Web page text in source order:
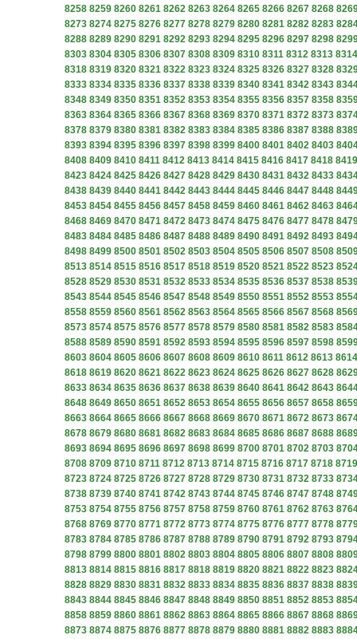
8258 8259 8260 8261 8262 8263 8264 8265 8266 8267 8268
8273 8274 8275 8276 8277 8278 8279 8280 8281 8282 8283
8288 8289 8290 8291 8292 8293 8294 8295 8296 8297 8298
8303 8304 8305 8306 8307 8308 8309 8310 8311 8312 8313 8314
8318 8319 8320 8321 8322 8323 8324 8325 8326 8327 8328
8333 8334 8335 8336 8337 8338 8339 8340 8341 8342 8343
8348 8349 8350 8351 8352 8353 8354 8355 8356 8357 8358
8363 8364 8365 8366 8367 8368 8369 8370 8371 8372 8373
8378 8379 8380 8381 8382 8383 8384 8385 8386 8387 8388
8393 8394 8395 8396 8397 8398 8399 8400 8401 8402 8403
8408 8409 8410 8411 8412 8413 8414 8415 8416 8417 8418 8419
8423 8424 8425 8426 8427 8428 8429 8430 8431 8432 8433
8438 8439 8440 8441 8442 8443 8444 8445 8446 8447 8448
8453 8454 8455 8456 8457 8458 8459 8460 8461 8462 8463
8468 8469 8470 8471 8472 8473 8474 8475 8476 8477 8478
8483 8484 8485 8486 8487 8488 8489 8490 8491 8492 8493
8498 8499 8500 8501 8502 8503 8504 8505 8506 8507 8508
8513 8514 8515 8516 8517 8518 8519 8520 8521 8522 8523
8528 8529 8530 8531 8532 8533 8534 8535 8536 8537 8538
8543 8544 8545 8546 8547 8548 8549 8550 8551 8552 8553
8558 8559 8560 8561 8562 8563 8564 8565 8566 8567 8568
8573 8574 8575 8576 8577 8578 8579 8580 8581 8582 8583
8588 8589 8590 8591 8592 8593 8594 8595 8596 8597 8598
8603 8604 8605 8606 8607 8608 8609 8610 8611 8612 8613 8614
8618 8619 8620 8621 8622 8623 8624 8625 8626 8627 8628
8633 8634 8635 8636 8637 8638 8639 8640 8641 8642 8643
8648 8649 8650 8651 8652 8653 8654 8655 8656 8657 8658
8663 8664 8665 8666 8667 8668 8669 8670 8671 8672 8673
8678 8679 8680 8681 8682 8683 8684 8685 8686 8687 8688
8693 8694 8695 8696 8697 8698 8699 8700 8701 8702 8703
8708 8709 8710 8711 8712 8713 8714 8715 8716 8717 8718 8719
8723 8724 8725 8726 8727 8728 8729 8730 8731 8732 8733
8738 8739 8740 8741 8742 8743 8744 8745 8746 8747 8748
8753 8754 8755 8756 8757 8758 8759 8760 8761 8762 8763
8768 8769 8770 8771 8772 8773 8774 8775 8776 8777 8778
8783 8784 8785 8786 8787 8788 8789 8790 8791 8792 8793
8798 8799 8800 8801 8802 8803 8804 8805 8806 8807 8808
8813 8814 8815 8816 8817 8818 8819 8820 8821 8822 8823
8828 8829 8830 8831 8832 8833 8834 8835 8836 8837 8838
8843 8844 8845 8846 8847 8848 8849 8850 8851 8852 8853
8858 8859 8860 8861 8862 8863 8864 8865 8866 8867 8868
8873 8874 8875 8876 8877 8878 8879 8880 8881 8882 8883